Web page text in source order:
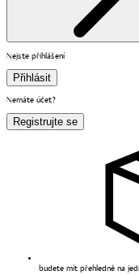
Nejste přihlášení
Přihlásit
Nemáte účet?
Registrujte se
budete mít přehledně na